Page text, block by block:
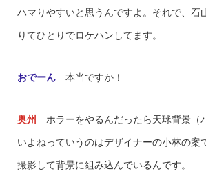
ハマりやすいと思うんですよ。それで、石
りてひとりでロケハンしてます。
おでーん本当ですか！
奥州 ホラーをやるんだったら天球背景（
いよねっていうのはデザイナーの小林の案
撮影して背景に組み込んでいるんです。